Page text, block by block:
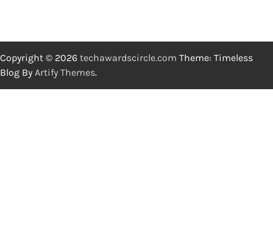
Copyright © 2026 techawardscircle.com Theme: Timeless
Blog By Artify Themes.